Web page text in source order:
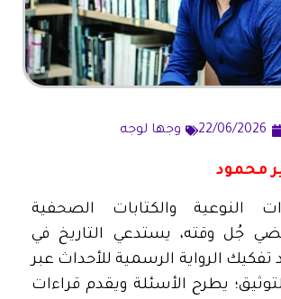
22/06/2026 وجها لوجه
محمود
النوعية والكتابات الصحفية
جُل وقته، يستدعي التاريخ في
تفكيك الرواية الرسمية للأحداث عبر
يطرح الأسئلة ويقدم قراءات